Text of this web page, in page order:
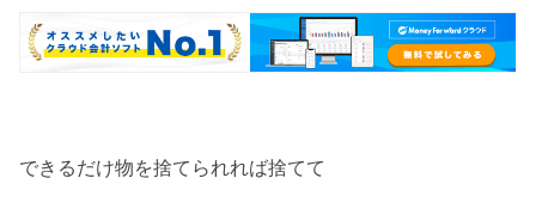
できるだけ物を捨てられれば捨てて